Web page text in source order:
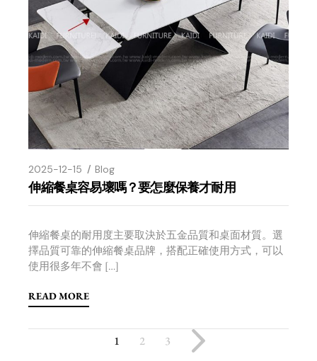
2025-12-15 Blog
伸縮餐桌容易壞嗎？要怎麼保養才耐用
伸縮餐桌的耐用度主要取決於五金品質和桌面材質。選
擇品質可靠的伸縮餐桌品牌，搭配正確使用方式，可以
使用很多年不會 […]
READ MORE
1 2 3